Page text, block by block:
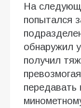
На
попытался
обнаружил
получил
передавать